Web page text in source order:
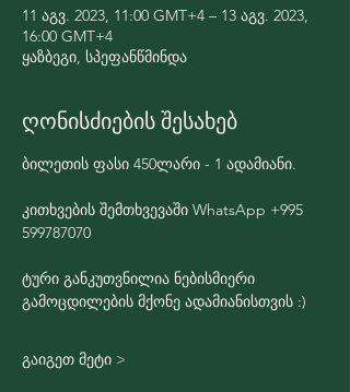
11 აგვ. 2023, 11:00 GMT+4 – 13 აგვ. 2023,
16:00 GMT+4
ყაზბეგი, სპეფანწმინდა
ღონისძიების შესახებ
ბილეთის ფასი 450ლარი - 1 ადამიანი.
კითხვების შემთხვევაში WhatsApp +995
599787070
ტური განკუთვნილია ნებისმიერი
გამოცდილების მქონე ადამიანისთვის :)
გაიგეთ მეტი >